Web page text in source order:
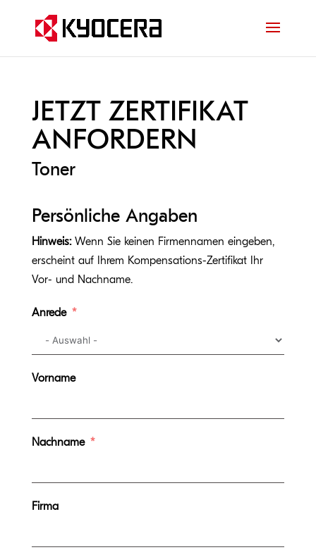
JETZT ZERTIFIKAT
ANFORDERN
Toner
Persönliche Angaben
Hinweis:Wenn Sie keinen Firmennamen eingeben,
erscheint auf Ihrem Kompensations-Zertifikat Ihr
Vor- und Nachname.
Anrede
Vorname
Nachname
Firma